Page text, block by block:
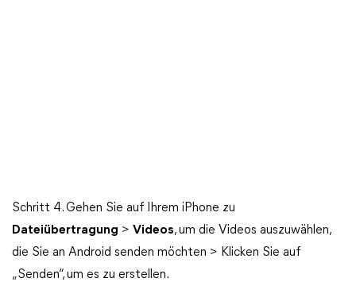
Schritt 4. Gehen Sie auf Ihrem iPhone zu
Dateiübertragung > Videos, um die Videos auszuwählen,
die Sie an Android senden möchten > Klicken Sie auf
„Senden“, um es zu erstellen.